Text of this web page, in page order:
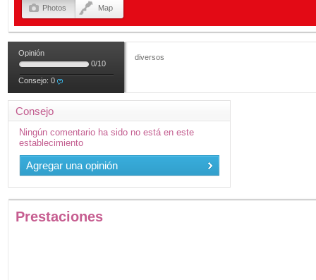
Photos Map
Opinión
0/10
Consejo: 0
diversos
Consejo
Ningún comentario ha sido no está en este
establecimiento
Agregar una opinión
Prestaciones